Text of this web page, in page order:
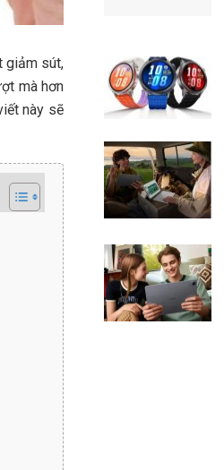
giảm sút,
mà hơn
này sẽ